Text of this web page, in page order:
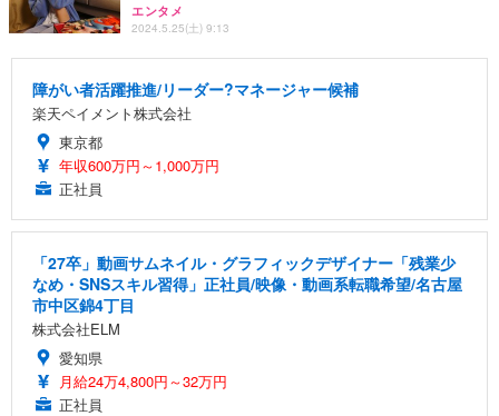
エンタメ
2024.5.25(土) 9:13
障がい者活躍推進/リーダー?マネージャー候補
楽天ペイメント株式会社
東京都
年収600万円～1,000万円
正社員
「27卒」動画サムネイル・グラフィックデザイナー「残業少
なめ・SNSスキル習得」正社員/映像・動画系転職希望/名古屋
市中区錦4丁目
株式会社ELM
愛知県
月給24万4,800円～32万円
正社員